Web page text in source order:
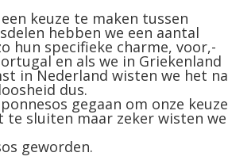
keuze te maken tussen
hebben we een aantal
hun specifieke charme, voor,-
en als we in Griekenland
in Nederland wisten we het na
dus.
gegaan om onze keuze
sluiten maar zeker wisten we
geworden.